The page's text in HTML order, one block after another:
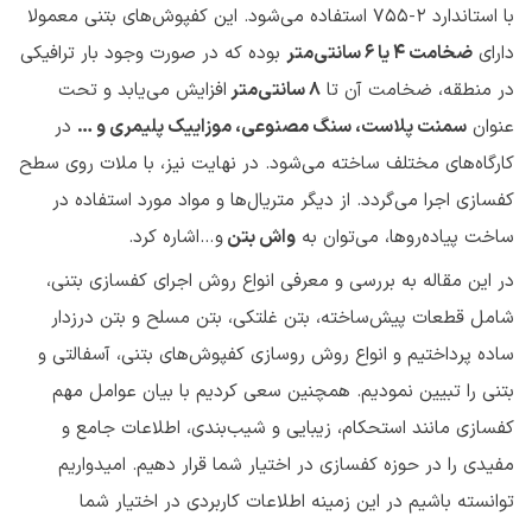
با استاندارد 2-755 استفاده می‌شود. این کفپوش‌های بتنی معمولا
دارای ضخامت 4 یا 6 سانتی‌متر
بوده که در صورت وجود بار ترافیکی
در منطقه، ضخامت آن تا 8 سانتی‌متر
افزایش می‌یابد و تحت
عنوان سمنت پلاست، سنگ مصنوعی، موزاییک پلیمری و … در
کارگاه‌های مختلف ساخته می‌شود. در نهایت نیز، با ملات روی سطح
کفسازی اجرا می‌گردد. از دیگر متریال‌ها و مواد مورد استفاده در
ساخت پیاده‌روها، می‌توان به واش بتنو…اشاره کرد.
در این مقاله به بررسی و معرفی انواع روش اجرای کفسازی بتنی،
شامل قطعات پیش‌ساخته، بتن غلتکی، بتن مسلح و بتن درزدار
ساده پرداختیم و انواع روش روسازی کفپوش‌های بتنی، آسفالتی و
بتنی را تبیین نمودیم. همچنین سعی کردیم با بیان عوامل مهم
کفسازی مانند استحکام، زیبایی و شیب‌بندی، اطلاعات جامع و
مفیدی را در حوزه کفسازی در اختیار شما قرار دهیم. امیدواریم
توانسته باشیم در این زمینه اطلاعات کاربردی در اختیار شما